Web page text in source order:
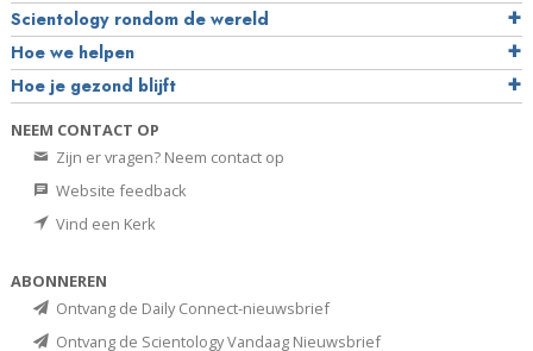
Scientology rondom de wereld
Hoe we helpen
Hoe je gezond blijft
NEEM CONTACT OP
Zijn er vragen? Neem contact op
Website feedback
Vind een Kerk
ABONNEREN
Ontvang de Daily Connect-nieuwsbrief
Ontvang de Scientology Vandaag Nieuwsbrief